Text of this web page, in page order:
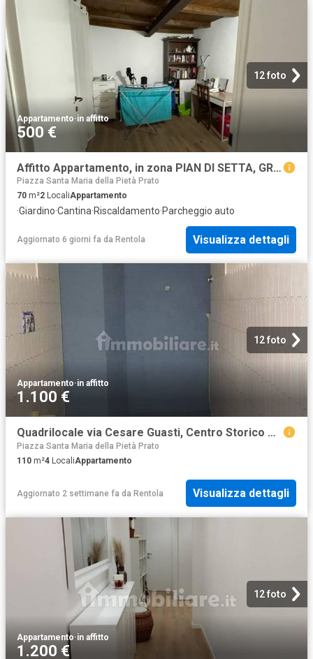
12 foto
Appartamento·in affitto
500 €
Affitto Appartamento, in zona PIAN DI SETTA, GRIZZANA MORANDI
Piazza Santa Maria della Pietà Prato
70 m²2 LocaliAppartamento
·Giardino·Cantina·Riscaldamento·Parcheggio auto
Aggiornato 6 giorni fa da Rentola Visualizza dettagli
12 foto
Appartamento·in affitto
1.100 €
Quadrilocale via Cesare Guasti, Centro Storico Duomo, Prato
Piazza Santa Maria della Pietà Prato
110 m²4 LocaliAppartamento
Aggiornato 2 settimane fa da Rentola Visualizza dettagli
12 foto
Appartamento·in affitto
1.200 €